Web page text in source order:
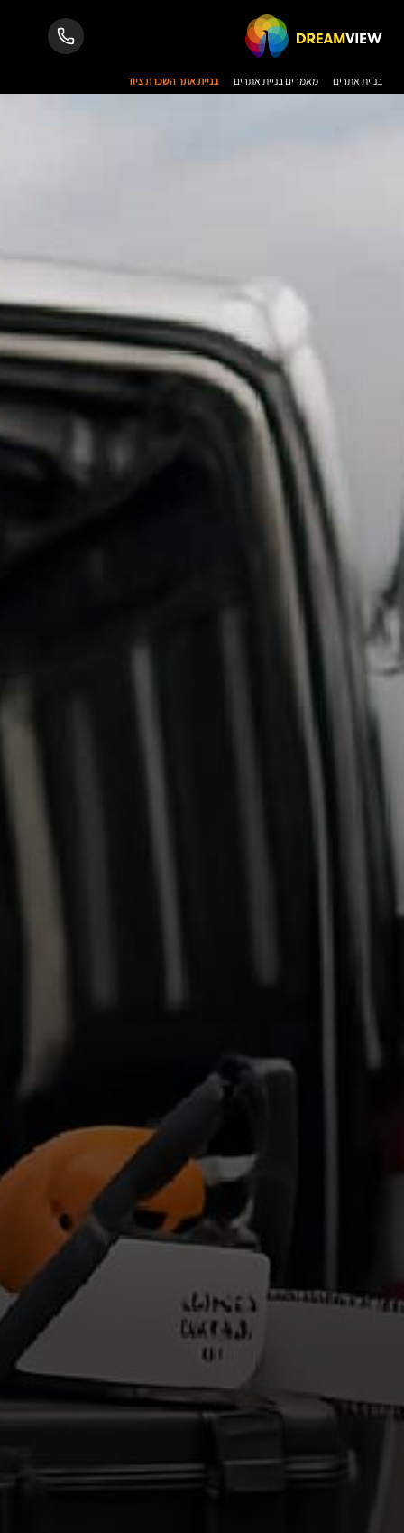
בניית אתרים מאמרים בניית אתרים בניית אתר השכרת ציוד